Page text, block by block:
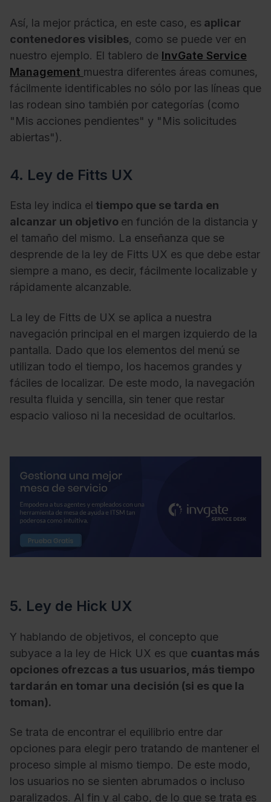
Así, la mejor práctica, en este caso, es aplicar
contenedores visibles, como se puede ver en
nuestro ejemplo. El tablero de InvGate Service
Management muestra diferentes áreas comunes,
fácilmente identificables no sólo por las líneas que
las rodean sino también por categorías (como
"Mis acciones pendientes" y "Mis solicitudes
abiertas").
4. Ley de Fitts UX
Esta ley indica el tiempo que se tarda en
alcanzar un objetivo en función de la distancia y
el tamaño del mismo. La enseñanza que se
desprende de la ley de Fitts UX es que debe estar
siempre a mano, es decir, fácilmente localizable y
rápidamente alcanzable.
La ley de Fitts de UX se aplica a nuestra
navegación principal en el margen izquierdo de la
pantalla. Dado que los elementos del menú se
utilizan todo el tiempo, los hacemos grandes y
fáciles de localizar. De este modo, la navegación
resulta fluida y sencilla, sin tener que restar
espacio valioso ni la necesidad de ocultarlos.
5. Ley de Hick UX
Y hablando de objetivos, el concepto que
subyace a la ley de Hick UX es que cuantas más
opciones ofrezcas a tus usuarios, más tiempo
tardarán en tomar una decisión (si es que la
toman).
Se trata de encontrar el equilibrio entre dar
opciones para elegir pero tratando de mantener el
proceso simple al mismo tiempo. De este modo,
los usuarios no se sienten abrumados o incluso
paralizados. Al fin y al cabo, de lo que se trata es